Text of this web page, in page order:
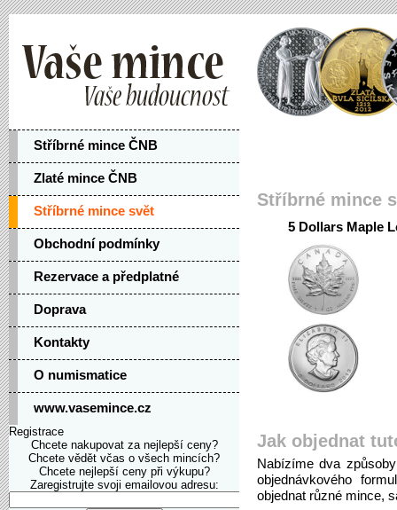
Stříbrné mince ČNB
Zlaté mince ČNB
Stříbrné mince svět
Obchodní podmínky
Rezervace a předplatné
Doprava
Kontakty
O numismatice
www.vasemince.cz
Registrace
Chcete nakupovat za nejlepší ceny?
Chcete vědět včas o všech mincích?
Chcete nejlepší ceny při výkupu?
Zaregistrujte svoji emailovou adresu:
Stříbrné mince
5 Dollars Maple
Jak objednat
Nabízíme dva
objednávkového
objednat různé mince,